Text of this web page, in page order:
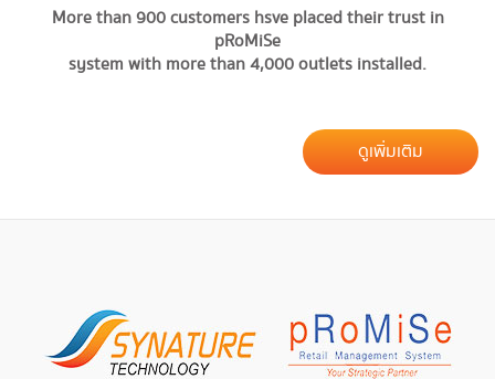
More than 900 customers hsve placed their trust in
pRoMiSe
system with more than 4,000 outlets installed.
ดูเพิ่มเติม